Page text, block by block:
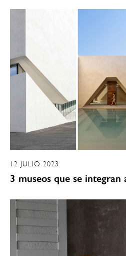
12 JULIO 2023
3 museos que se integran